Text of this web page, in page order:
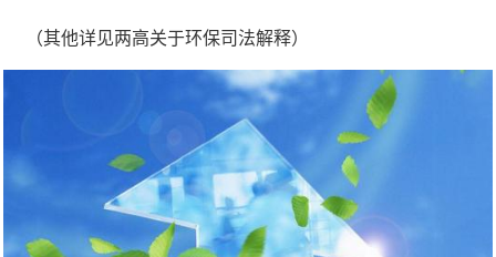
（其他详见两高关于环保司法解释）